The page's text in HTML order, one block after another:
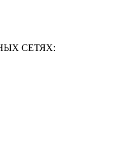
СЕТЯХ: